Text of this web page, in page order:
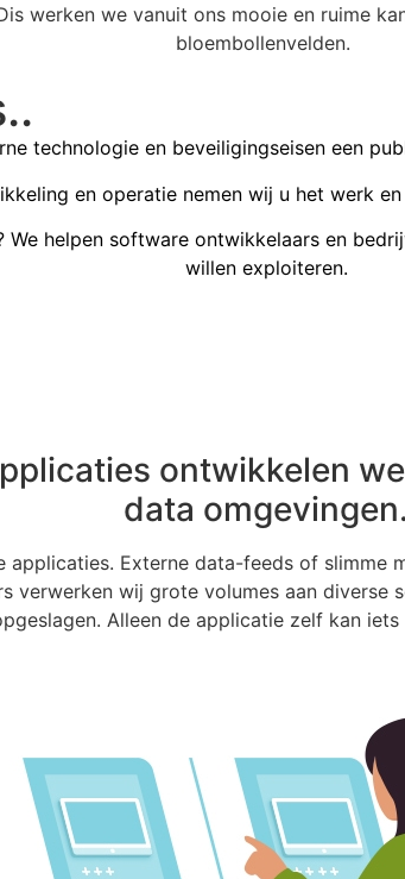
werken we vanuit ons mooie en ruime
bloembollenvelden.
technologie en beveiligingseisen een
en operatie nemen wij u het werk
helpen software ontwikkelaars en
willen exploiteren.
de gehele oplossing. Nadat onze
die af te dekken. Daarnaast kijken
(Most Viable Product) eisen bepaald
word een ontwikkelteam gekozen.
worden besproken en voortgang word
in Microsoft Azure, Amazon AWS of in
wij de infrastructuur en voorzien de
99,99% en scoren 100% bij het
voor de eerste release.
ontwikkelen
data omgevingen.
Externe data-feeds of
verwerken wij grote volumes aan
Alleen de applicatie zelf kan